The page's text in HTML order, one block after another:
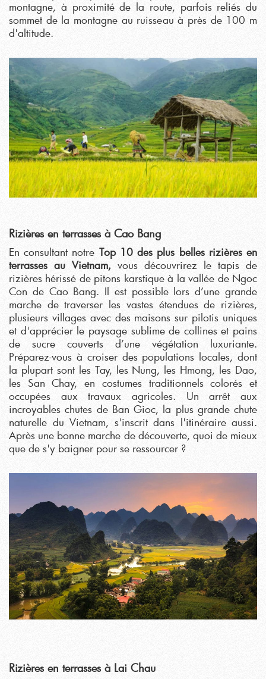
montagne, à proximité de la route, parfois reliés du
sommet de la montagne au ruisseau à près de 100 m
d'altitude.
Rizières en terrasses à Cao Bang
En consultant notre Top 10 des plus belles rizières en
terrasses au Vietnam, vous découvrirez le tapis de
rizières hérissé de pitons karstique à la vallée de Ngoc
Con de Cao Bang. Il est possible lors d’une grande
marche de traverser les vastes étendues de rizières,
plusieurs villages avec des maisons sur pilotis uniques
et d'apprécier le paysage sublime de collines et pains
de sucre couverts d’une végétation luxuriante.
Préparez-vous à croiser des populations locales, dont
la plupart sont les Tay, les Nung, les Hmong, les Dao,
les San Chay, en costumes traditionnels colorés et
occupées aux travaux agricoles. Un arrêt aux
incroyables chutes de Ban Gioc, la plus grande chute
naturelle du Vietnam, s'inscrit dans l'itinéraire aussi.
Après une bonne marche de découverte, quoi de mieux
que de s'y baigner pour se ressourcer ?
Rizières en terrasses à Lai Chau